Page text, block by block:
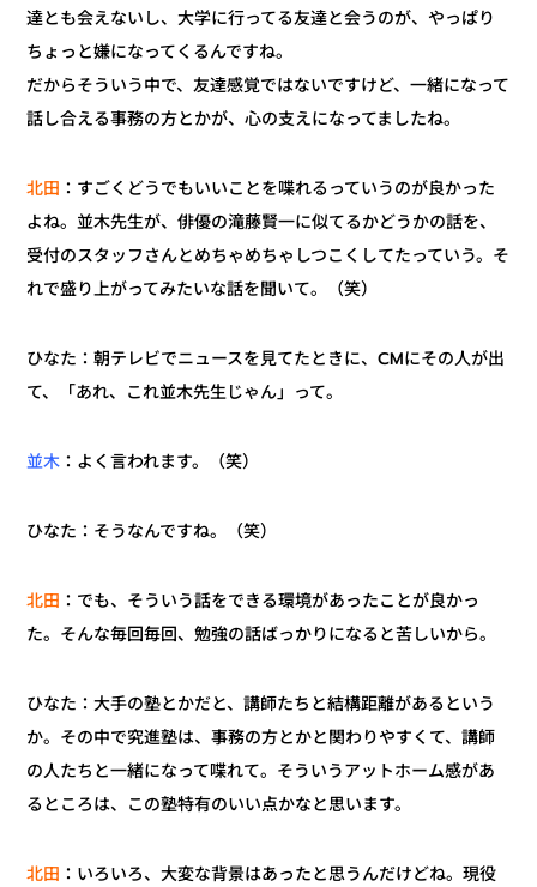
達とも会えないし、大学に行ってる友達と会うのが、やっぱり
ちょっと嫌になってくるんですね。
だからそういう中で、友達感覚ではないですけど、一緒になって
話し合える事務の方とかが、心の支えになってましたね。
北田 ：すごくどうでもいいことを喋れるっていうのが良かった
よね。並木先生が、俳優の滝藤賢一に似てるかどうかの話を、
受付のスタッフさんとめちゃめちゃしつこくしてたっていう。そ
れで盛り上がってみたいな話を聞いて。（笑）
ひなた：朝テレビでニュースを見てたときに、CMにその人が出
て、「あれ、これ並木先生じゃん」って。
並木 ：よく言われます。（笑）
ひなた：そうなんですね。（笑）
北田 ：でも、そういう話をできる環境があったことが良かっ
た。そんな毎回毎回、勉強の話ばっかりになると苦しいから。
ひなた：大手の塾とかだと、講師たちと結構距離があるという
か。その中で究進塾は、事務の方とかと関わりやすくて、講師
の人たちと一緒になって喋れて。そういうアットホーム感があ
るところは、この塾特有のいい点かなと思います。
北田 ：いろいろ、大変な背景はあったと思うんだけどね。現役